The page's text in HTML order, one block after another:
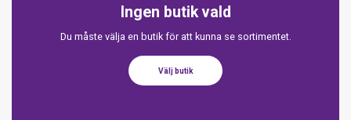
Ingen butik vald
Du måste välja en butik för att kunna se sortimentet.
Välj butik